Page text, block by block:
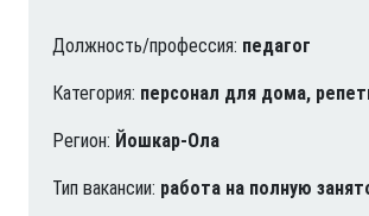
Должность/профессия: педагог
Категория: персонал для дома,
Регион: Йошкар-Ола
Тип вакансии: работа на полную